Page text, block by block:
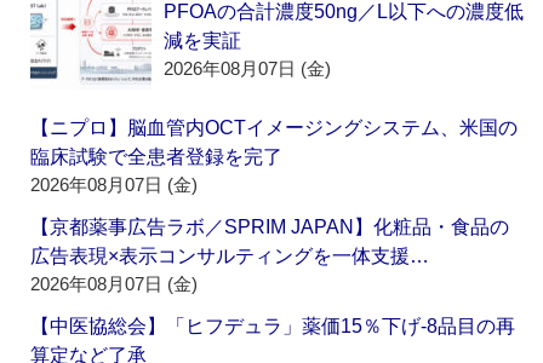
PFOAの合計濃度50ng／L以下への濃度低
減を実証
2026年08月07日 (金)
【ニプロ】脳血管内OCTイメージングシステム、米国の
臨床試験で全患者登録を完了
2026年08月07日 (金)
【京都薬事広告ラボ／SPRIM JAPAN】化粧品・食品の
広告表現×表示コンサルティングを一体支援…
2026年08月07日 (金)
【中医協総会】「ヒフデュラ」薬価15％下げ‐8品目の再
算定など了承